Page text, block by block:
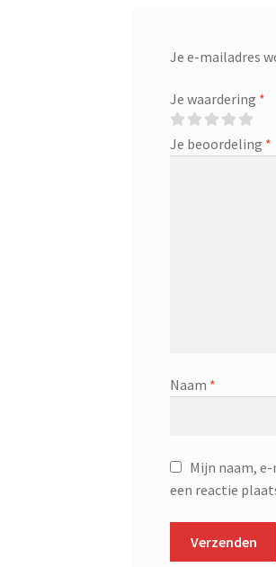
Je e-mailadres
Je waardering *
Je beoordeling *
Naam *
Mijn naam,
een reactie